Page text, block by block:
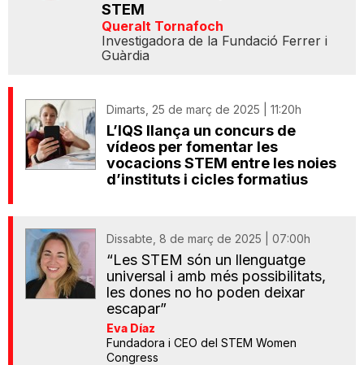
STEM
Queralt Tornafoch
Investigadora de la Fundació Ferrer i
Guàrdia
Dimarts, 25 de març de 2025 | 11:20h
L’IQS llança un concurs de
vídeos per fomentar les
vocacions STEM entre les noies
d’instituts i cicles formatius
Dissabte, 8 de març de 2025 | 07:00h
“Les STEM són un llenguatge
universal i amb més possibilitats,
les dones no ho poden deixar
escapar”
Eva Díaz
Fundadora i CEO del STEM Women
Congress